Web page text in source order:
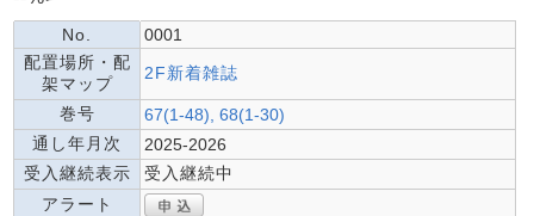
No.
0001
配置場所・配
架マップ
2F新着雑誌
巻号
67(1-48), 68(1-30)
通し年月次
2025-2026
受入継続表示
受入継続中
アラート